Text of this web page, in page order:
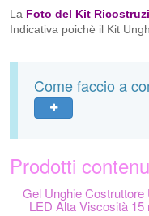
La Foto del Kit
Indicativa poichè il Kit
Come faccio a
Prodotti
Gel Unghie Costruttore
LED Alta Viscosità 15